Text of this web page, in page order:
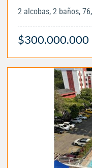
2 alcobas, 2 baños,
$300.000.000